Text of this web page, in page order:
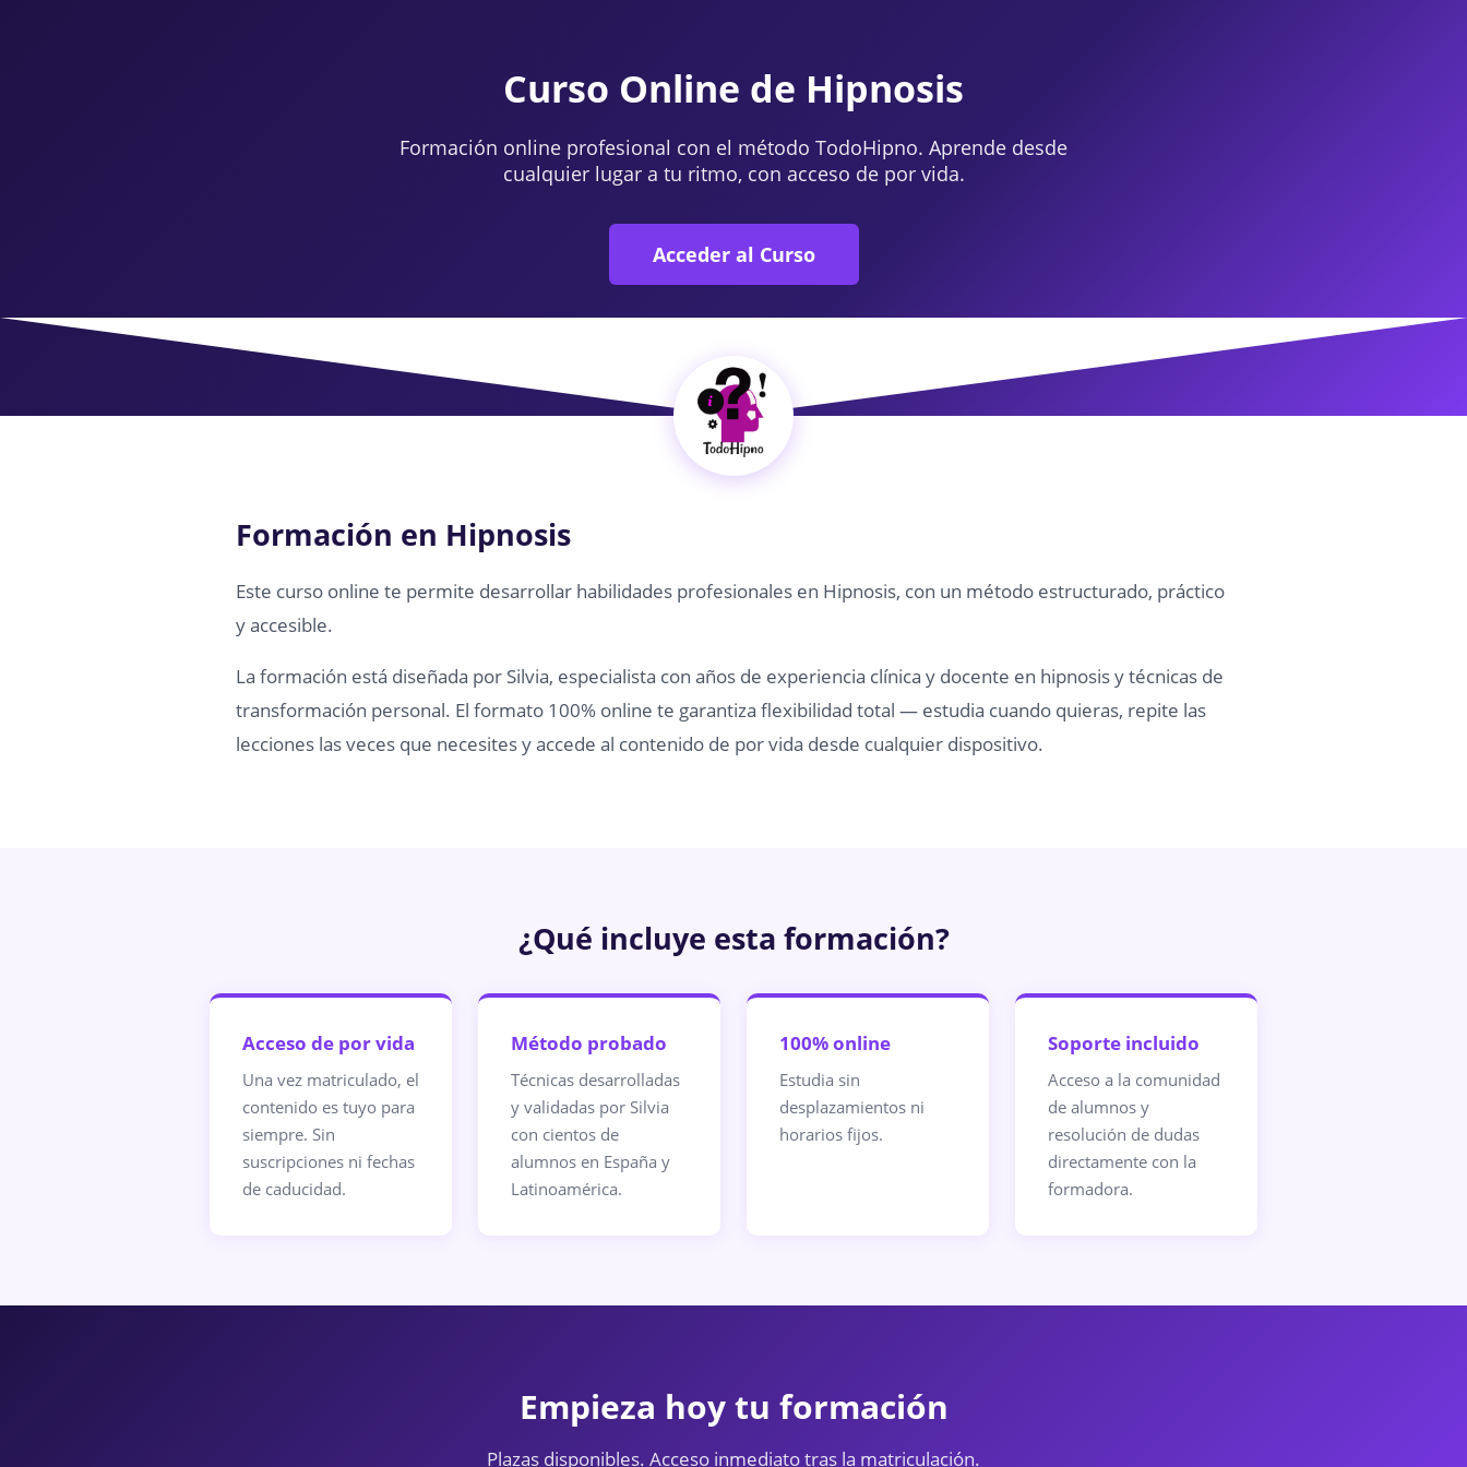
Curso Online de Hipnosis
Formación online profesional con el método TodoHipno. Aprende desde
cualquier lugar a tu ritmo, con acceso de por vida.
Acceder al Curso
Formación en Hipnosis
Este curso online te permite desarrollar habilidades profesionales en Hipnosis, con un método estructurado, práctico
y accesible.
La formación está diseñada por Silvia, especialista con años de experiencia clínica y docente en hipnosis y técnicas de
transformación personal. El formato 100% online te garantiza flexibilidad total — estudia cuando quieras, repite las
lecciones las veces que necesites y accede al contenido de por vida desde cualquier dispositivo.
¿Qué incluye esta formación?
Acceso de por vida
Una vez matriculado, el
contenido es tuyo para
siempre. Sin
suscripciones ni fechas
de caducidad.
Método probado
Técnicas desarrolladas
y validadas por Silvia
con cientos de
alumnos en España y
Latinoamérica.
100% online
Estudia sin
desplazamientos ni
horarios fijos.
Soporte incluido
Acceso a la comunidad
de alumnos y
resolución de dudas
directamente con la
formadora.
Empieza hoy tu formación
Plazas disponibles. Acceso inmediato tras la matriculación.